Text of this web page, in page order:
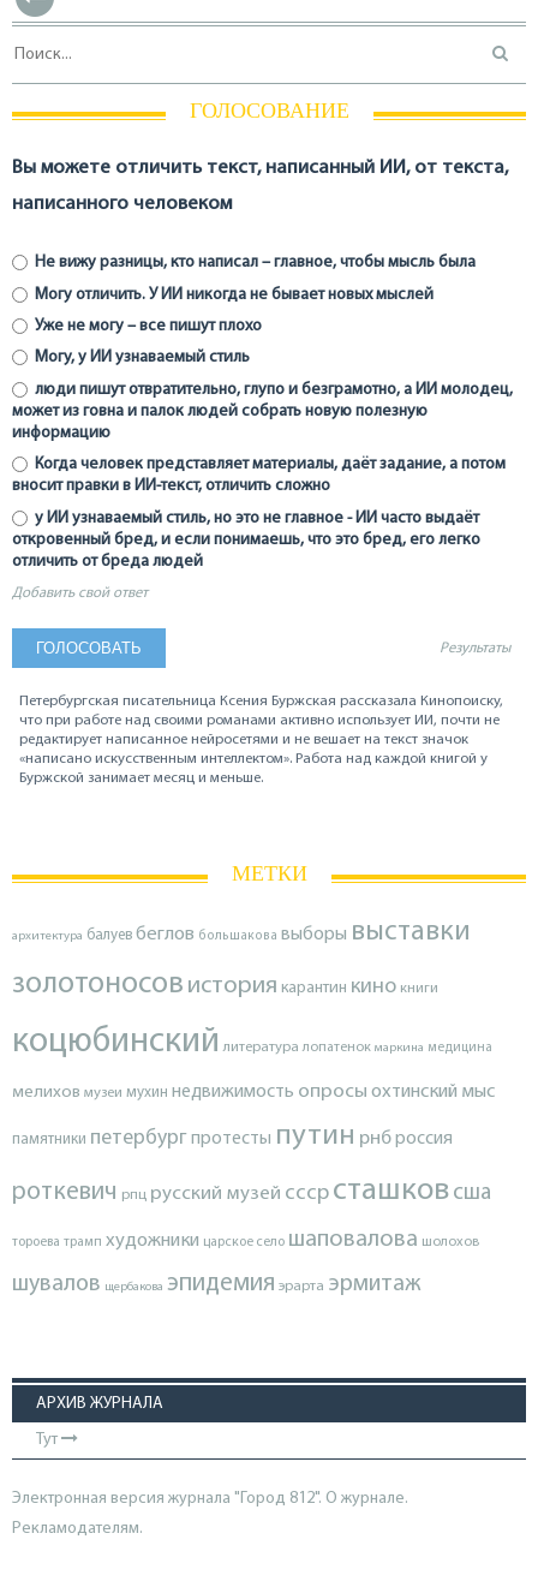
ГОЛОСОВАНИЕ
Вы можете отличить текст, написанный ИИ, от текста,
написанного человеком
Не вижу разницы, кто написал – главное, чтобы мысль была
Могу отличить. У ИИ никогда не бывает новых мыслей
Уже не могу – все пишут плохо
Могу, у ИИ узнаваемый стиль
люди пишут отвратительно, глупо и безграмотно, а ИИ молодец,
может из говна и палок людей собрать новую полезную
информацию
Когда человек представляет материалы, даёт задание, а потом
вносит правки в ИИ-текст, отличить сложно
у ИИ узнаваемый стиль, но это не главное - ИИ часто выдаёт
откровенный бред, и если понимаешь, что это бред, его легко
отличить от бреда людей
Добавить свой ответ
Результаты
Петербургская писательница Ксения Буржская рассказала Кинопоиску,
что при работе над своими романами активно использует ИИ, почти не
редактирует написанное нейросетями и не вешает на текст значок
«написано искусственным интеллектом». Работа над каждой книгой у
Буржской занимает месяц и меньше.
МЕТКИ
архитектура балуев беглов большакова выборы выставки
золотоносов история карантин кино книги
коцюбинский литература лопатенок маркина медицина
мелихов музеи мухин недвижимость опросы охтинский мыс
памятники петербургпротесты путин рнброссия
роткевич рпц русский музей ссср сташков сша
тороева трамп художники царское село шаповалова шолохов
шувалов щербакова эпидемия эрарта эрмитаж
АРХИВ ЖУРНАЛА
Тут
Электронная версия журнала "Город 812". О журнале.
Рекламодателям.